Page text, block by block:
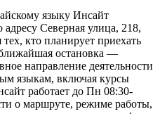
языку Инсайт
Северная улица, 218,
кто планирует приехать
остановка —
направление деятельности
языкам, включая курсы
работает до Пн 08:30-
о маршруте, режиме работы,